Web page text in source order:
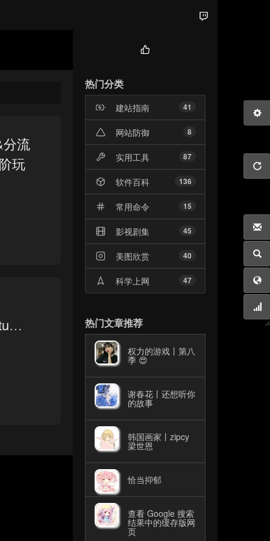
流
玩
章
热门分类
41
建站指南
8
网站防御
87
实用工具
136
软件百科
15
常用命令
45
影视剧集
40
美图欣赏
47
科学上网
热门文章推荐
权力的游戏丨第八
季 😍
谢春花丨还想听你
的故事
韩国画家丨zipcy
梁世恩
恰当抑郁
查看 Google 搜索
结果中的缓存版网
页